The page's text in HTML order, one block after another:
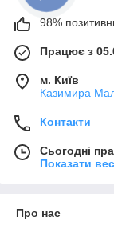
98%
Працює з
м. Київ
Казимира
Контакти
Сьогодні
Показати
Про нас